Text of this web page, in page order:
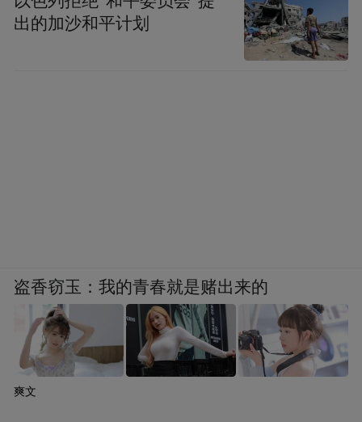
出的加沙和平计划
盗香窃玉：我的青春就是赌出来的
爽文